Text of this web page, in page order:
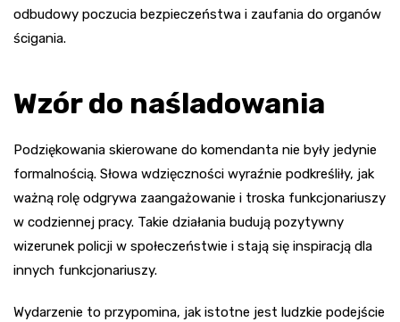
odbudowy poczucia bezpieczeństwa i zaufania do organów
ścigania.
Wzór do naśladowania
Podziękowania skierowane do komendanta nie były jedynie
formalnością. Słowa wdzięczności wyraźnie podkreśliły, jak
ważną rolę odgrywa zaangażowanie i troska funkcjonariuszy
w codziennej pracy. Takie działania budują pozytywny
wizerunek policji w społeczeństwie i stają się inspiracją dla
innych funkcjonariuszy.
Wydarzenie to przypomina, jak istotne jest ludzkie podejście